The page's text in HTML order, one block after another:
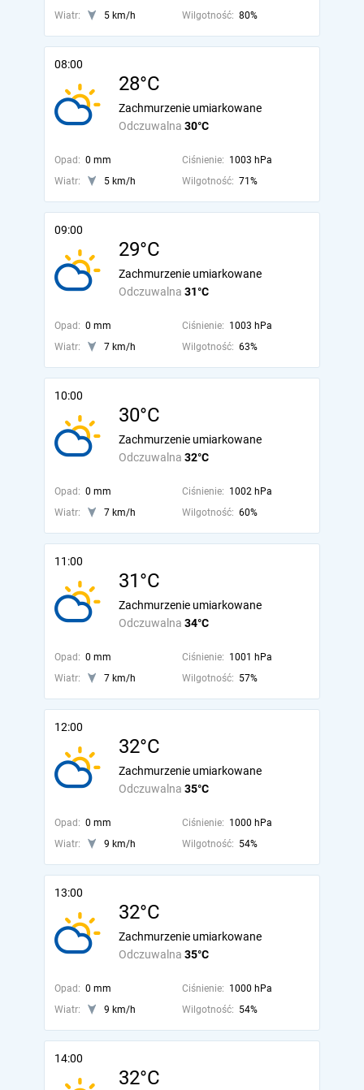
Wiatr: 5 km/h Wilgotność: 80%
08:00
28°C
Odczuwalna 30°C
Zachmurzenie umiarkowane
Opad: 0 mm Ciśnienie: 1003 hPa
Wiatr:
5 km/h Wilgotność: 71%
09:00
29°C
Odczuwalna 31°C
Zachmurzenie umiarkowane
Opad: 0 mm Ciśnienie: 1003 hPa
Wiatr:
7 km/h Wilgotność: 63%
10:00
30°C
Odczuwalna 32°C
Zachmurzenie umiarkowane
Opad: 0 mm Ciśnienie: 1002 hPa
Wiatr:
7 km/h Wilgotność: 60%
11:00
31°C
Odczuwalna 34°C
Zachmurzenie umiarkowane
Opad: 0 mm Ciśnienie: 1001 hPa
Wiatr:
7 km/h Wilgotność: 57%
12:00
32°C
Odczuwalna 35°C
Zachmurzenie umiarkowane
Opad: 0 mm Ciśnienie: 1000 hPa
Wiatr:
9 km/h Wilgotność: 54%
13:00
32°C
Odczuwalna 35°C
Zachmurzenie umiarkowane
Opad: 0 mm Ciśnienie: 1000 hPa
Wiatr:
9 km/h Wilgotność: 54%
14:00
32°C